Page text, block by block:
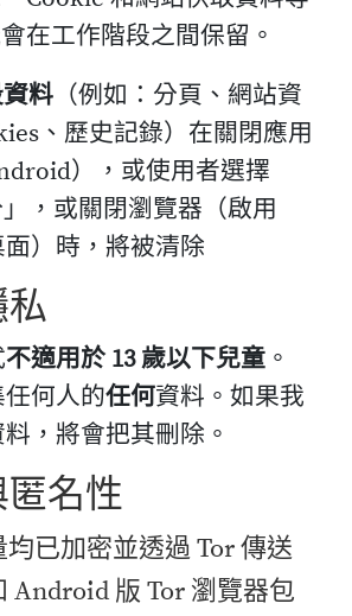
在工作階段之間保留。
料 （例如：分頁、網站資
、歷史記錄）在關閉應用
），或使用者選擇
」，或關閉瀏覽器（啟用
）時，將被清除
私
不適用於 13 歲以下兒童 。
何人的任何資料。如果我
，將會把其刪除。
名性
均已加密並透過 Tor 傳送
Android 版 Tor 瀏覽器包